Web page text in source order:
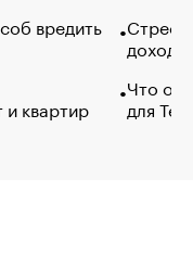
вредить
квартир
Что
для